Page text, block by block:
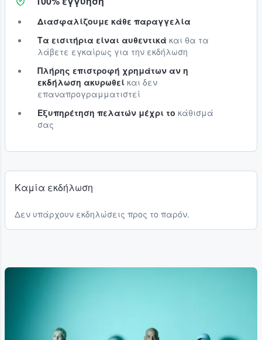
Διασφαλίζουμε κάθε παραγγελία
Τα εισιτήρια είναι αυθεντικά και θα τα
λάβετε εγκαίρως για την εκδήλωση
Πλήρης επιστροφή χρημάτων αν η
εκδήλωση ακυρωθεί και δεν
επαναπρογραμματιστεί
Εξυπηρέτηση πελατών μέχρι το κάθισμά
σας
Καμία εκδήλωση
Δεν υπάρχουν εκδηλώσεις προς το παρόν.